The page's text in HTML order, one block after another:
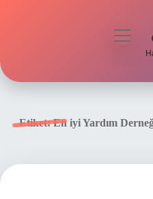
Etiket:En iyi Yardım